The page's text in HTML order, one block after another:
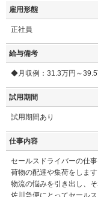
雇用形態
正社員
給与備考
◆月収例：31.3万円～
試用期間
試用期間あり
仕事内容
セールスドライバーの仕
荷物の配達や集荷をしま
物流の悩みを引き出し、
佐川急便にとってセール